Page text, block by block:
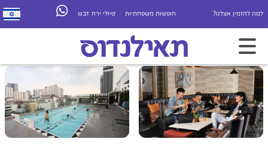
למה להזמין אצלנו? חופשות משפחתיות טיולי ירח דבש